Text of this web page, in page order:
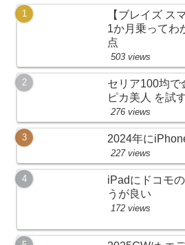
【ブレイズ ス
1か月乗ってわ
点
503 views
セリア100均で
ピカ美人 を試
276 views
2024年に
227 views
iPadにドコモ
うが良い
172 views